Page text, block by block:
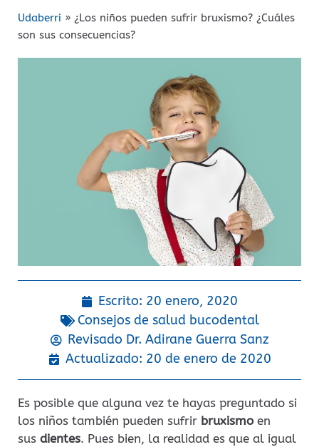
Udaberri » ¿Los niños pueden sufrir bruxismo? ¿Cuáles
son sus consecuencias?
Escrito: 20 enero, 2020
Consejos de salud bucodental
Revisado Dr. Adirane Guerra Sanz
Actualizado: 20 de enero de 2020
Es posible que alguna vez te hayas preguntado si
los niños también pueden sufrir bruxismo en
sus dientes. Pues bien, la realidad es que al igual